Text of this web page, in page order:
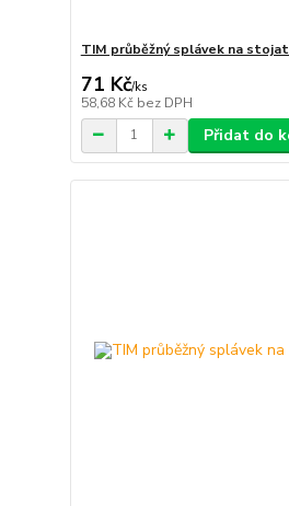
TIM průběžný splávek na
71 Kč/ks
58,68 Kč bez DPH
Přidat do